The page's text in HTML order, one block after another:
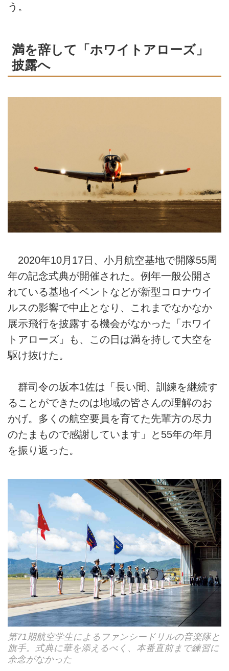
う。
満を辞して「ホワイトアローズ」
披露へ
2020年10月17日、小月航空基地で開隊55周
年の記念式典が開催された。例年一般公開さ
れている基地イベントなどが新型コロナウイ
ルスの影響で中止となり、これまでなかなか
展示飛行を披露する機会がなかった「ホワイ
トアローズ」も、この日は満を持して大空を
駆け抜けた。
群司令の坂本1佐は「長い間、訓練を継続す
ることができたのは地域の皆さんの理解のお
かげ。多くの航空要員を育てた先輩方の尽力
のたまもので感謝しています」と55年の年月
を振り返った。
第71期航空学生によるファンシードリルの音楽隊と
旗手。式典に華を添えるべく、本番直前まで練習に
余念がなかった